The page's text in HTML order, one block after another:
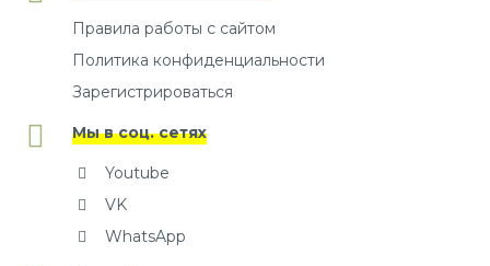
Правила работы с сайтом
Политика конфиденциальности
Зарегистрироваться
Мы в соц. сетях
Youtube
VK
WhatsApp